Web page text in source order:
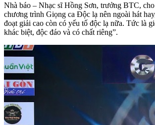
Nhà báo – Nhạc sĩ Hồng Sơn, trưởng BTC,
chương trình Giọng ca Độc lạ nên ngoài hát
đoạt giải cao còn có yếu tố độc lạ nữa. Tức là
khác biệt, độc đáo và có chất riêng”.